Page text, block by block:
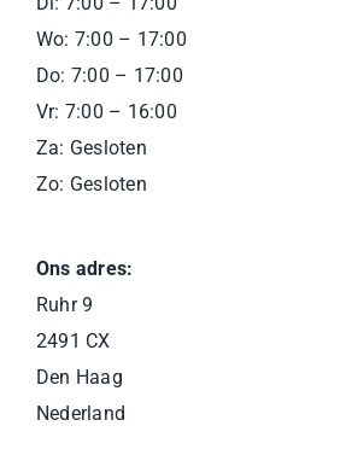
Wo: 7:00 – 17:00
Do: 7:00 – 17:00
Vr: 7:00 – 16:00
Za: Gesloten
Zo: Gesloten
Ons adres:
Ruhr 9
2491 CX
Den Haag
Nederland